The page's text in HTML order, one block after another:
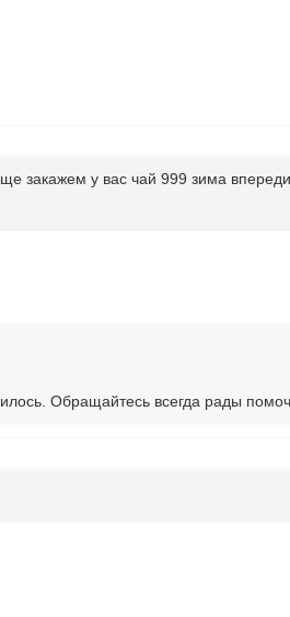
закажем у вас чай 999 зима
Обращайтесь всегда рады